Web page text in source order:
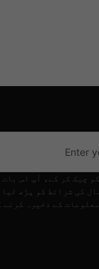
کو چیک کر کے، آپ اس
کی شرائط کو پڑھ
کے ذخیرہ